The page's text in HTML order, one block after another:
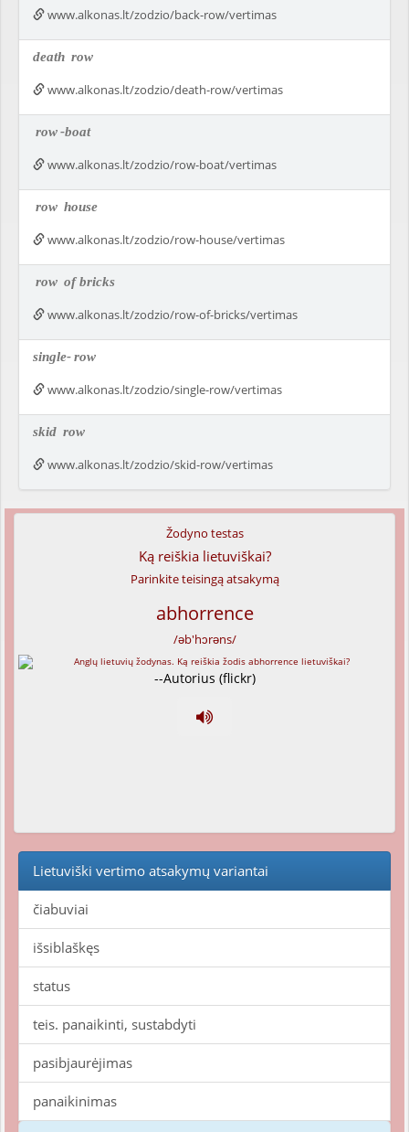
www.alkonas.lt/zodzio/back-row/vertimas
death row
www.alkonas.lt/zodzio/death-row/vertimas
row-boat
www.alkonas.lt/zodzio/row-boat/vertimas
row house
www.alkonas.lt/zodzio/row-house/vertimas
row of bricks
www.alkonas.lt/zodzio/row-of-bricks/vertimas
single-row
www.alkonas.lt/zodzio/single-row/vertimas
skid row
www.alkonas.lt/zodzio/skid-row/vertimas
Žodyno testas
Ką reiškia lietuviškai?
Parinkite teisingą atsakymą
abhorrence
/əb'hɔrəns/
--Autorius (flickr)
Lietuviški vertimo atsakymų variantai
čiabuviai
išsiblaškęs
status
teis. panaikinti, sustabdyti
pasibjaurėjimas
panaikinimas